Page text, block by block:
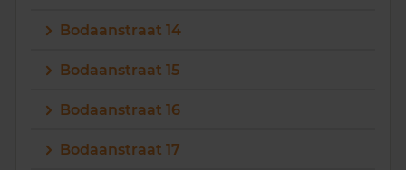
Maandag t/m vrijdag - 08:00 -18:00
Bodaanstraat 14
Bodaanstraat 15
Bodaanstraat 16
Bodaanstraat 17